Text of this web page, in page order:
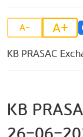
A- A+
KB PRASAC
KB